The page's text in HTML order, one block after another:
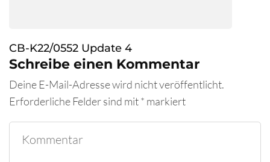
CB-K22/0552 Update 4
Schreibe einen Kommentar
Deine E-Mail-Adresse wird nicht veröffentlicht.
Erforderliche Felder sind mit* markiert